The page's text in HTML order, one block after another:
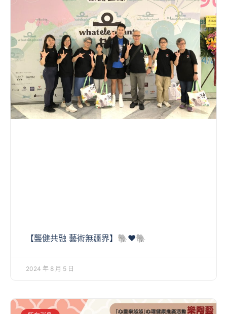
【聾健共融 藝術無疆界】🐘♥️🐘
2024 年 8 月 5 日